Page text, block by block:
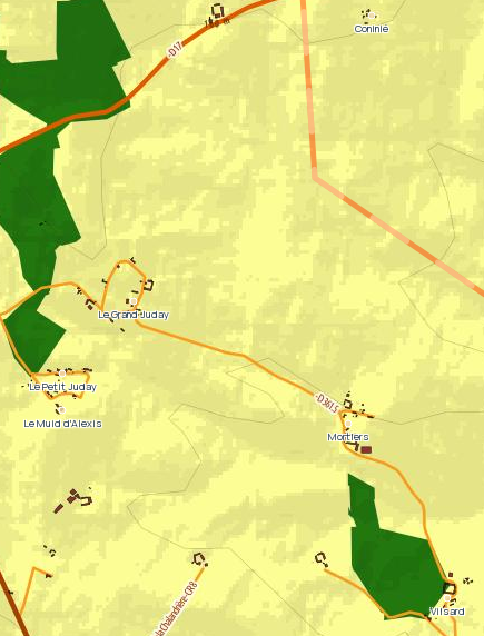
Le Petit Juday
Mortiers
Vilsard
Le Muid d'Alexis
Le Grand Juday
Coninié